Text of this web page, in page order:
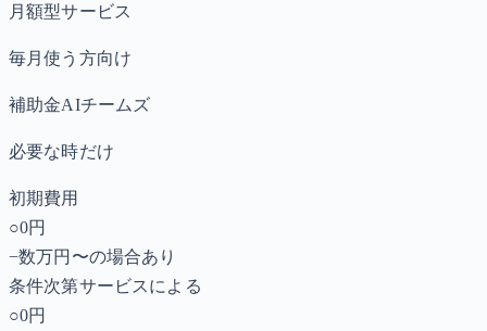
月額型サービス
毎月使う方向け
補助金AIチームズ
必要な時だけ
初期費用
○0円
−数万円〜の場合あり
条件次第サービスによる
○0円